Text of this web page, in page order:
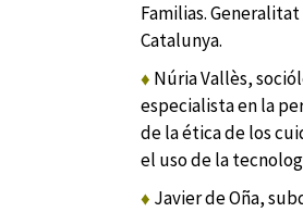
Familias.
Catalunya.
♦ Núria Vallès,
especialista en la
de la ética de los
el uso de la
♦ Javier de Oña,